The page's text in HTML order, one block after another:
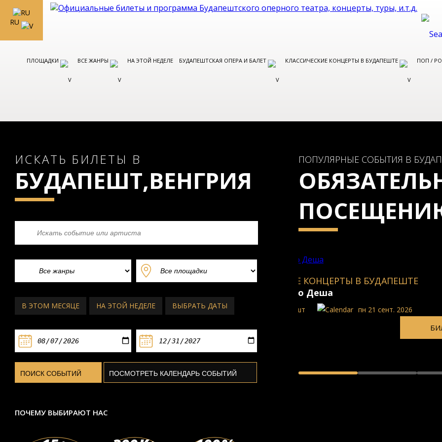
RU
ПЛОЩАДКИ ВСЕ ЖАНРЫ НА ЭТОЙ НЕДЕЛЕ БУДАПЕШТСКАЯ ОПЕРА И БАЛЕТ КЛАССИЧЕСКИЕ КОНЦЕРТЫ В БУДАПЕШТЕ ПОП /
ИСКАТЬ БИЛЕТЫ В
БУДАПЕШТ,ВЕНГРИЯ
В ЭТОМ МЕСЯЦЕ НА ЭТОЙ НЕДЕЛЕ ВЫБРАТЬ ДАТЫ
ПОЧЕМУ ВЫБИРАЮТ НАС
ПОПУЛЯРНЫЕ СОБЫТИЯ В
КЛАССИЧЕСКИЕ КОНЦЕРТЫ В БУДАПЕШТЕ
Мюпа Будапешт пн 21 сент. 2026
БИЛЕТЫ
БУДАПЕШТСКАЯ ОПЕРА И БАЛЕТ
Диана Дамрау
Bенгеpский госудаpственный